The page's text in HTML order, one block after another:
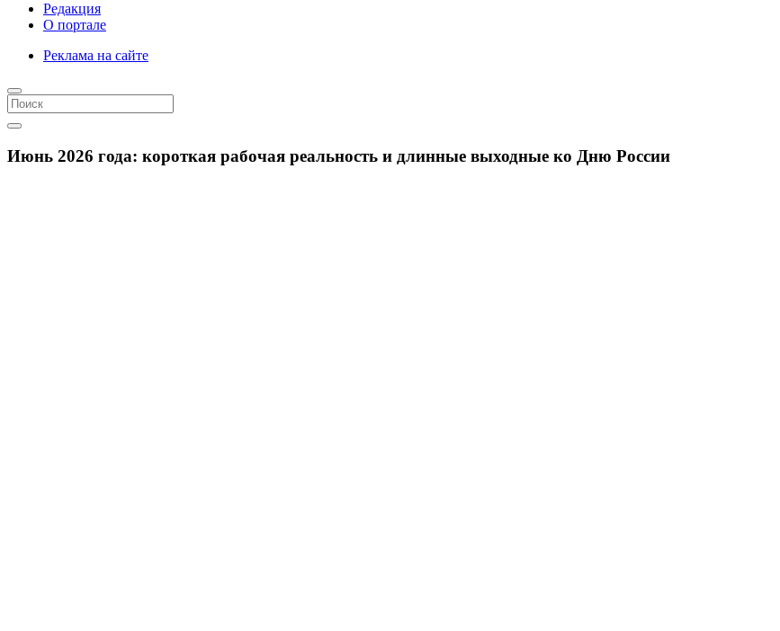
Редакция
О портале
Реклама на сайте
Июнь 2026 года: короткая рабочая реальность и длинные выходные ко Дню России